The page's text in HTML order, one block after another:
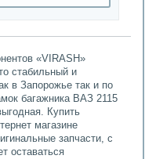
«VIRASH»
стабильный и
в Запорожье так и по
багажника ВАЗ 2115
Купить
магазине
запчасти, с
оставаться